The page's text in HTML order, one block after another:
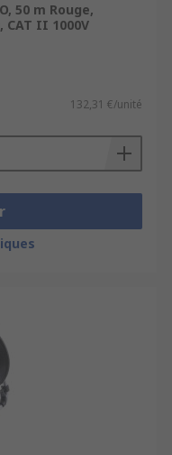
50 m Rouge,
CAT II 1000V
132,31 €/unité